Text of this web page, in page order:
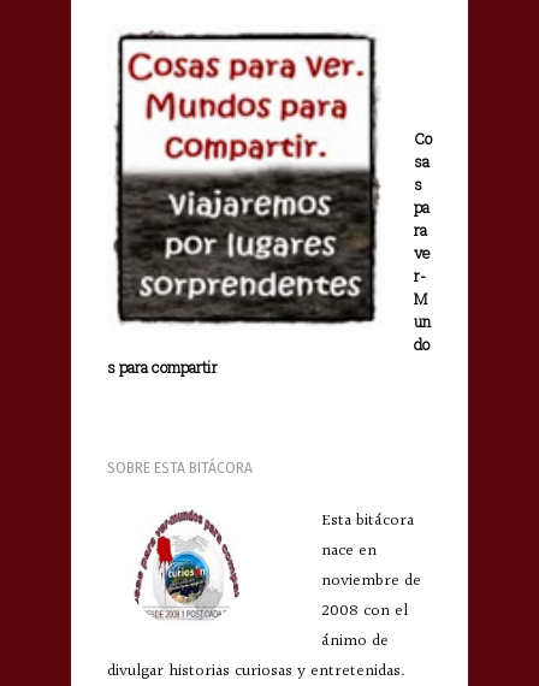
Co
sa
s
pa
ra
ve
r-
M
un
do
s para compartir
SOBRE ESTA BITÁCORA
Esta bitácora
nace en
noviembre de
2008 con el
ánimo de
divulgar historias curiosas y entretenidas.